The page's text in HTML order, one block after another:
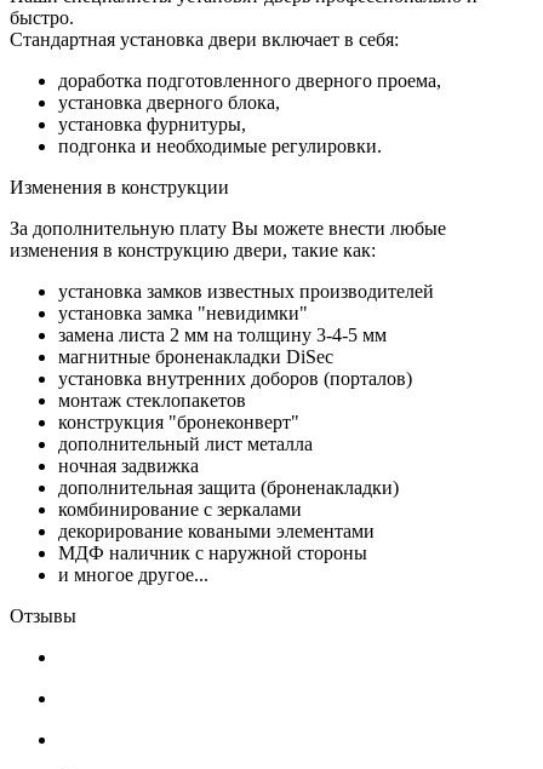
быстро.
Стандартная установка двери включает в себя:
доработка подготовленного дверного проема,
установка дверного блока,
установка фурнитуры,
подгонка и необходимые регулировки.
Изменения в конструкции
За дополнительную плату Вы можете внести любые
изменения в конструкцию двери, такие как:
установка замков известных производителей
установка замка "невидимки"
замена листа 2 мм на толщину 3-4-5 мм
магнитные броненакладки DiSec
установка внутренних доборов (порталов)
монтаж стеклопакетов
конструкция "бронеконверт"
дополнительный лист металла
ночная задвижка
дополнительная защита (броненакладки)
комбинирование с зеркалами
декорирование коваными элементами
МДФ наличник с наружной стороны
и многое другое...
Отзывы